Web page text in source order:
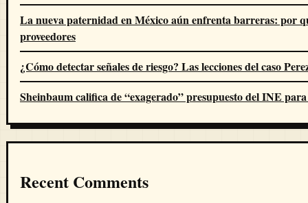
La nueva paternidad en México aún enfrenta barreras: por
proveedores
¿Cómo detectar señales de riesgo? Las lecciones del caso
Sheinbaum califica de “exagerado” presupuesto del INE
Recent Comments